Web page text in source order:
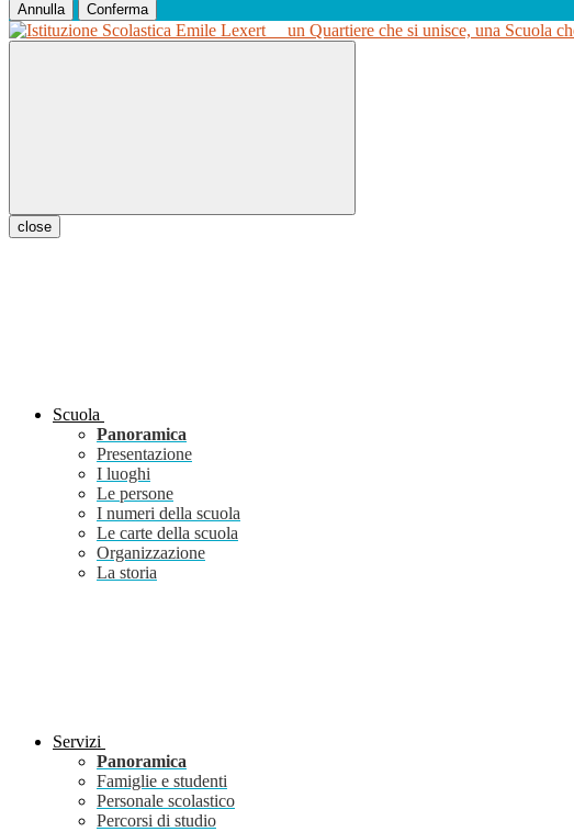
Annulla Conferma
un Quartiere che si unisce, una Scuola
close
Scuola
Panoramica
Presentazione
I luoghi
Le persone
I numeri della scuola
Le carte della scuola
Organizzazione
La storia
Servizi
Panoramica
Famiglie e studenti
Personale scolastico
Percorsi di studio